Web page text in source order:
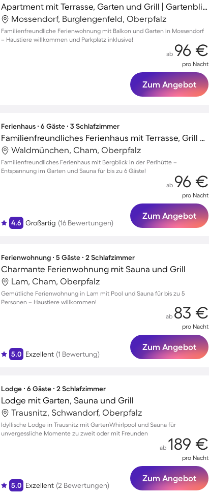
Apartment mit Terrasse, Garten und Grill | Gartenblick
Mossendorf, Burglengenfeld, Oberpfalz
Familienfreundliche Ferienwohnung mit Balkon und Garten in Mossendorf
– Haustiere willkommen und Parkplatz inklusive!
ab 96 €
pro Nacht
Zum Angebot
Ferienhaus ∙ 6 Gäste ∙ 3 Schlafzimmer
Familienfreundliches Ferienhaus mit Terrasse, Grill und Garten | Bergblick | Haustierfreundlich
Waldmünchen, Cham, Oberpfalz
Familienfreundliches Ferienhaus mit Bergblick in der Perlhütte –
Entspannung im Garten und Sauna für bis zu 6 Gäste!
4.6 Großartig (16 Bewertungen)
ab 96 €
pro Nacht
Zum Angebot
Ferienwohnung ∙ 5 Gäste ∙ 2 Schlafzimmer
Charmante Ferienwohnung mit Sauna und Grill
Lam, Cham, Oberpfalz
Gemütliche Ferienwohnung in Lam mit Pool und Sauna für bis zu 5
Personen – Haustiere willkommen!
5.0 Exzellent (1 Bewertung)
ab 83 €
pro Nacht
Zum Angebot
Lodge ∙ 6 Gäste ∙ 2 Schlafzimmer
Lodge mit Garten, Sauna und Grill
Trausnitz, Schwandorf, Oberpfalz
Idyllische Lodge in Trausnitz mit GartenWhirlpool und Sauna für
unvergessliche Momente zu zweit oder mit Freunden
5.0 Exzellent (2 Bewertungen)
ab 189 €
pro Nacht
Zum Angebot